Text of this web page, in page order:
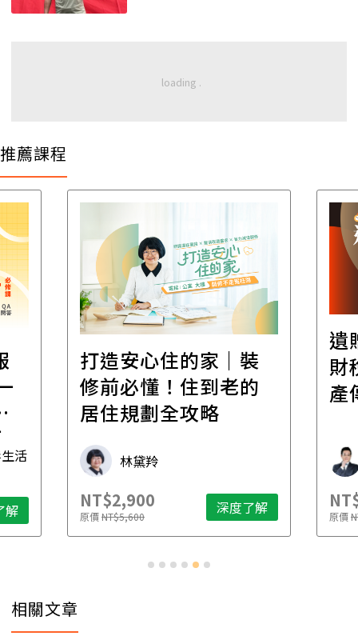
推薦課程
活
解
打造安心住的家｜裝
修前必懂！住到老的
居住規劃全攻略
林黛羚
NT$2,900
原價NT$5,600 深度了解
遺
財
產
原價
相關文章